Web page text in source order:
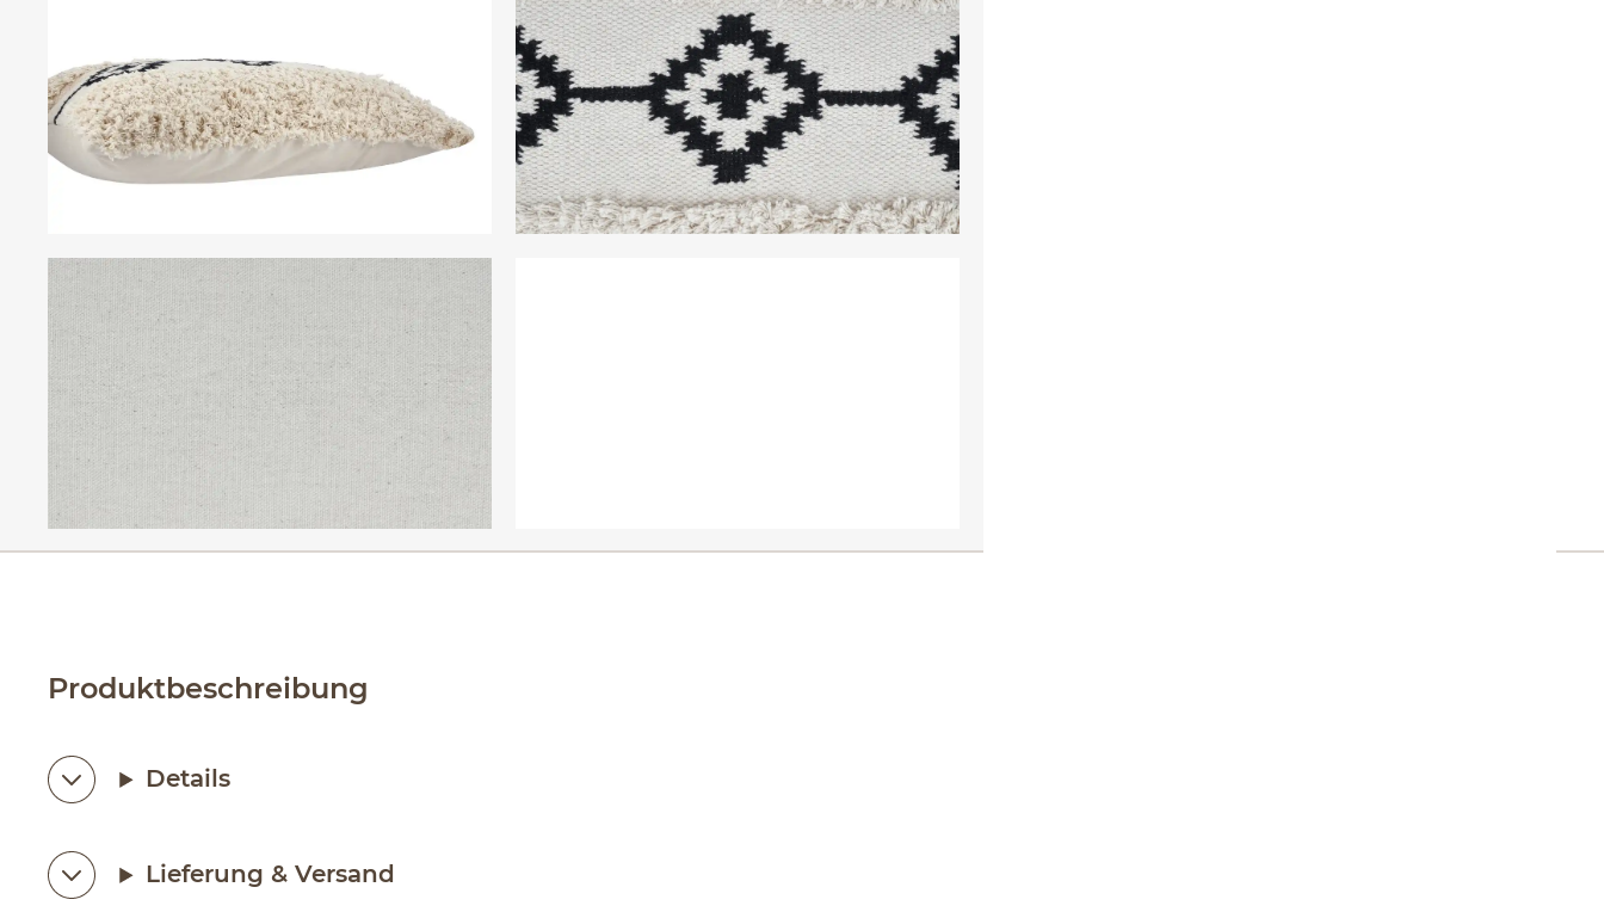
Produktbeschreibung
Details
Lieferung & Versand